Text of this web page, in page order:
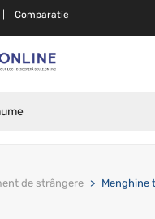
Comparatie
de strângere Menghine